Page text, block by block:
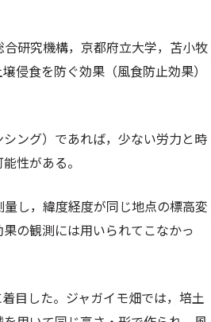
研究機構，京都府立大学，苫小牧
侵食を防ぐ効果（風食防止効果）
ング）であれば，少ない労力と時
性がある。
し，緯度経度が同じ地点の標高変
の観測には用いられてこなかっ
目した。ジャガイモ畑では，培土